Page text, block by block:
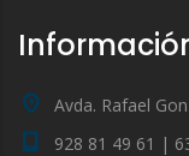
Avda. Rafael
928 81 49 61 |